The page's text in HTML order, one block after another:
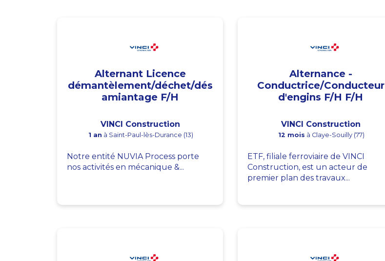
Alternant Licence
démantèlement/déchet/dés
amiantage F/H
VINCI Construction
1 an à Saint-Paul-lès-Durance (13)
Notre entité NUVIA Process porte
nos activités en mécanique &...
Alternance -
Conductrice/Conducteur
d'engins F/H F/H
VINCI Construction
12 mois à Claye-Souilly (77)
ETF, filiale ferroviaire de VINCI
Construction, est un acteur de
premier plan des travaux...